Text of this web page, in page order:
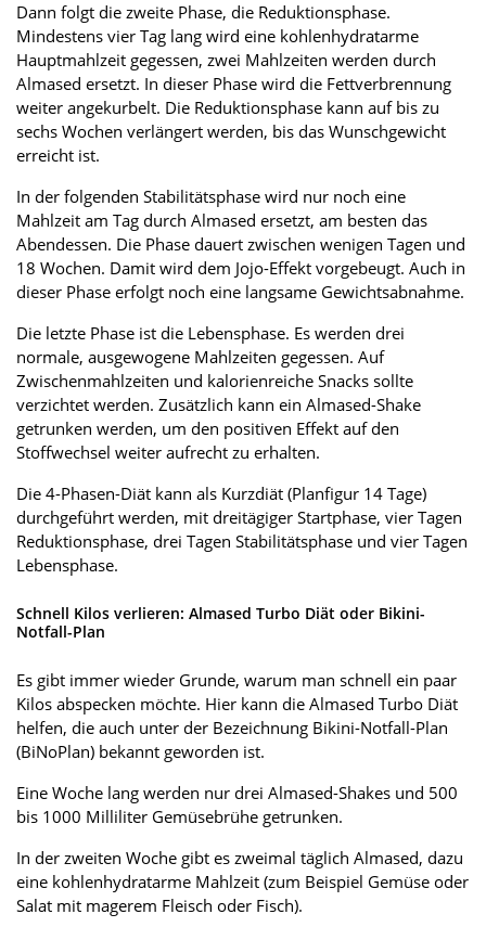
Dann folgt die zweite Phase, die Reduktionsphase.
Mindestens vier Tag lang wird eine kohlenhydratarme
Hauptmahlzeit gegessen, zwei Mahlzeiten werden durch
Almased ersetzt. In dieser Phase wird die Fettverbrennung
weiter angekurbelt. Die Reduktionsphase kann auf bis zu
sechs Wochen verlängert werden, bis das Wunschgewicht
erreicht ist.
In der folgenden Stabilitätsphase wird nur noch eine
Mahlzeit am Tag durch Almased ersetzt, am besten das
Abendessen. Die Phase dauert zwischen wenigen Tagen und
18 Wochen. Damit wird dem Jojo-Effekt vorgebeugt. Auch in
dieser Phase erfolgt noch eine langsame Gewichtsabnahme.
Die letzte Phase ist die Lebensphase. Es werden drei
normale, ausgewogene Mahlzeiten gegessen. Auf
Zwischenmahlzeiten und kalorienreiche Snacks sollte
verzichtet werden. Zusätzlich kann ein Almased-Shake
getrunken werden, um den positiven Effekt auf den
Stoffwechsel weiter aufrecht zu erhalten.
Die 4-Phasen-Diät kann als Kurzdiät (Planfigur 14 Tage)
durchgeführt werden, mit dreitägiger Startphase, vier Tagen
Reduktionsphase, drei Tagen Stabilitätsphase und vier Tagen
Lebensphase.
Schnell Kilos verlieren: Almased Turbo Diät oder Bikini-
Notfall-Plan
Es gibt immer wieder Grunde, warum man schnell ein paar
Kilos abspecken möchte. Hier kann die Almased Turbo Diät
helfen, die auch unter der Bezeichnung Bikini-Notfall-Plan
(BiNoPlan) bekannt geworden ist.
Eine Woche lang werden nur drei Almased-Shakes und 500
bis 1000 Milliliter Gemüsebrühe getrunken.
In der zweiten Woche gibt es zweimal täglich Almased, dazu
eine kohlenhydratarme Mahlzeit (zum Beispiel Gemüse oder
Salat mit magerem Fleisch oder Fisch).